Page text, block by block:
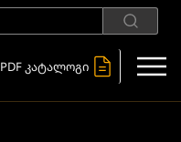
PDF კატალოგი